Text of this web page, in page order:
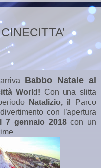
arriva
Babbo Natale al
World! Con una slitta
Natalizio, i l Parco
con l’apertura
7 gennaio 2018 con un